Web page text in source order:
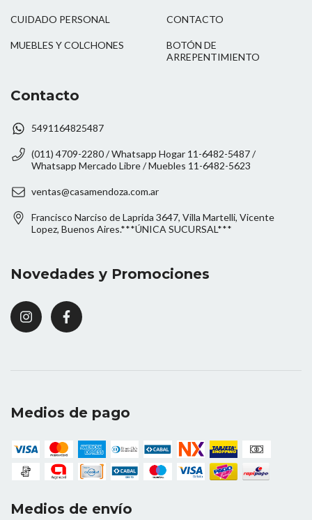
CUIDADO PERSONAL
MUEBLES Y COLCHONES
CONTACTO
BOTÓN DE
ARREPENTIMIENTO
Contacto
5491164825487
(011) 4709-2280 / Whatsapp Hogar 11-6482-5487 /
Whatsapp Mercado Libre / Muebles 11-6482-5623
ventas@casamendoza.com.ar
Francisco Narciso de Laprida 3647, Villa Martelli, Vicente
Lopez, Buenos Aires.***ÚNICA SUCURSAL***
Novedades y Promociones
Medios de pago
Medios de envío